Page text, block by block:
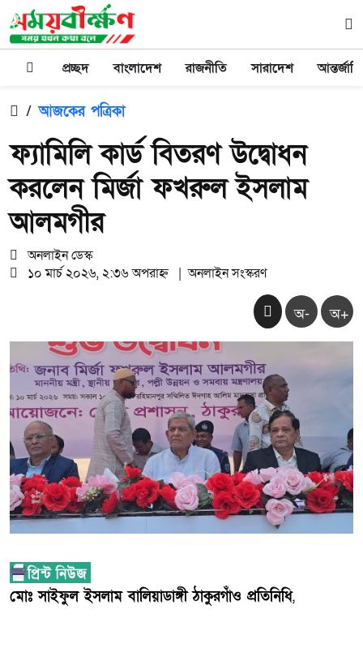
প্রচ্ছদ বাংলাদেশ রাজনীতি সারাদেশ
/ আজকের পত্রিকা
ফ্যামিলি কার্ড বিতরণ উদ্বোধন
করলেন মির্জা ফখরুল ইসলাম
আলমগীর
অনলাইন ডেস্ক
১০ মার্চ ২০২৬, ২:৩৬ অপরাহ্ন | অনলাইন সংস্করণ
অ- অ+
মোঃ সাইফুল ইসলাম বালিয়াডাঙ্গী ঠাকুরগাঁও প্রতিনিধি,